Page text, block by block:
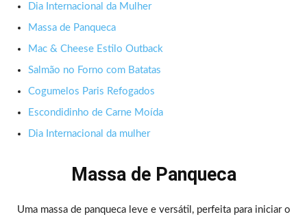
Dia Internacional da Mulher
Massa de Panqueca
Mac & Cheese Estilo Outback
Salmão no Forno com Batatas
Cogumelos Paris Refogados
Escondidinho de Carne Moída
Dia Internacional da mulher
Massa de Panqueca
Uma massa de panqueca leve e versátil, perfeita para iniciar o